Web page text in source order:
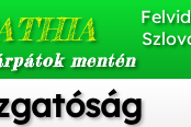
mentén